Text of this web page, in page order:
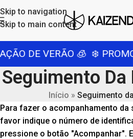
Skip to navigation
Skip to main content
DE VERÃO 🧊 ❄️
Seguimento Da
Início » Seguimento
Para fazer o acompanhamento da
favor indique o número de
pressione o botão "Acompanhar".